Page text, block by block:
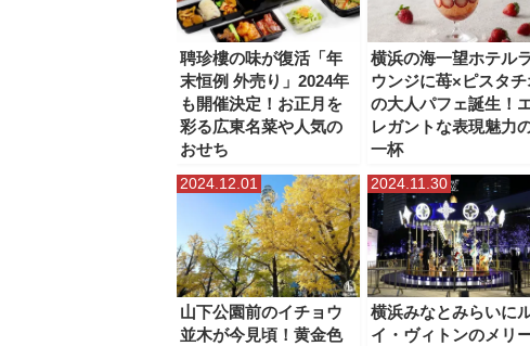
聘珍樓の味が復活「年
末恒例 外売り」2024年
も開催決定！お正月を
彩る広東名菜や人気の
おせち
横浜の海一望ホテル
ウンジに苺×ピスタチ
の大人パフェ誕生！
レガントな表現魅力
一杯
2024.12.01
山下公園前のイチョウ
並木が今見頃！黄金色
2024.11.30
横浜みなとみらいに
イ・ヴィトンのメリ